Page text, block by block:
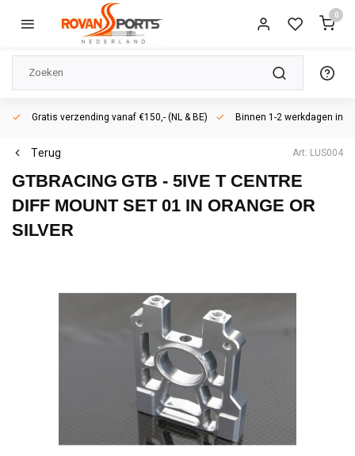
0
Gratis verzending vanaf €150,- (NL & BE) Binnen 1-2 werkdagen in
Terug Art: LUS004
GTBRACING GTB - 5IVE T CENTRE
DIFF MOUNT SET 01 IN ORANGE OR
SILVER